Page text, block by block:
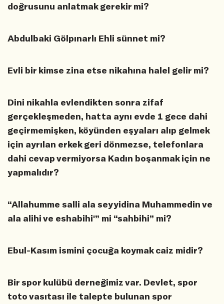
doğrusunu anlatmak gerekir mi?
Abdulbaki Gölpınarlı Ehli sünnet mi?
Evli bir kimse zina etse nikahına halel gelir mi?
Dini nikahla evlendikten sonra zifaf
gerçekleşmeden, hatta aynı evde 1 gece dahi
geçirmemişken, köyünden eşyaları alıp gelmek
için ayrılan erkek geri dönmezse, telefonlara
dahi cevap vermiyorsa Kadın boşanmak için ne
yapmalıdır?
“Allahumme salli ala seyyidina Muhammedin ve
ala alihi ve eshabihi'” mi “sahbihi” mi?
Ebul-Kasım ismini çocuğa koymak caiz midir?
Bir spor kulübü derneğimiz var. Devlet, spor
toto vasıtası ile talepte bulunan spor